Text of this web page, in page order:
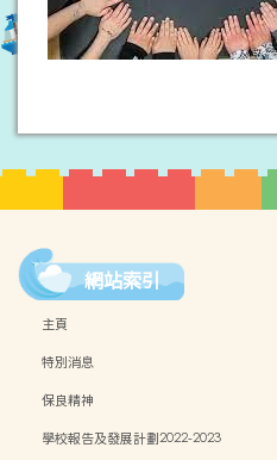
網站索引
主頁
特別消息
保良精神
學校報告及發展計劃2022-2023